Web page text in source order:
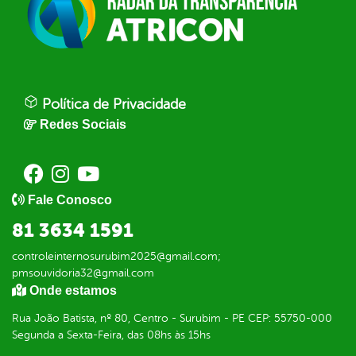
Política de Privacidade
Redes Sociais
Fale Conosco
81 3634 1591
controleinternosurubim2025@gmail.com;
pmsouvidoria32@gmail.com
Onde estamos
Rua João Batista, nº 80, Centro - Surubim - PE CEP: 55750-000
Segunda a Sexta-Feira, das 08hs às 15hs